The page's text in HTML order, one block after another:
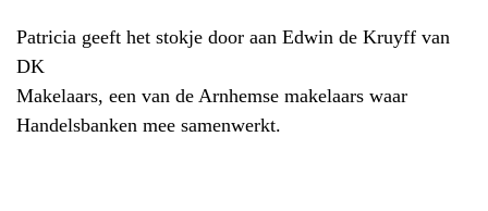
Patricia geeft het stokje door aan Edwin de Kruyff van
DK
Makelaars, een van de Arnhemse makelaars waar
Handelsbanken mee samenwerkt.